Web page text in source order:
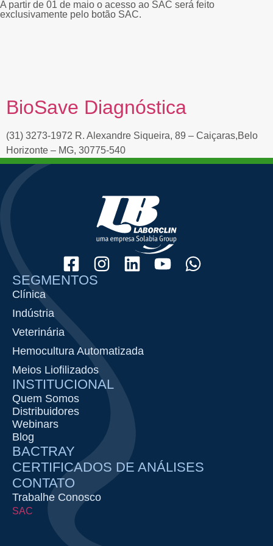
A partir de 01 de maio o acesso ao SAC será feito
exclusivamente pelo botão SAC.
BioSave Diagnóstica
(31) 3273-1972 R. Alexandre Siqueira, 89 – Caiçaras,Belo
Horizonte – MG, 30775-540
SEGMENTOS
Clínica
Indústria
Veterinária
Hemocultura Automatizada
Meios Liofilizados
INSTITUCIONAL
Quem Somos
Distribuidores
Webinars
Blog
BACTRAY
CERTIFICADOS DE ANÁLISES
CONTATO
Trabalhe Conosco
SAC